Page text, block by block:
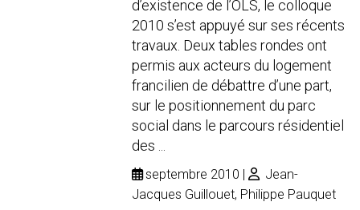
d’existence de l’OLS, le colloque
2010 s’est appuyé sur ses récents
travaux. Deux tables rondes ont
permis aux acteurs du logement
francilien de débattre d’une part,
sur le positionnement du parc
social dans le parcours résidentiel
des ...
septembre 2010
Jean-
Jacques Guillouet, Philippe Pauquet